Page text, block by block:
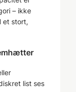
– ikke
et stort,
list ses